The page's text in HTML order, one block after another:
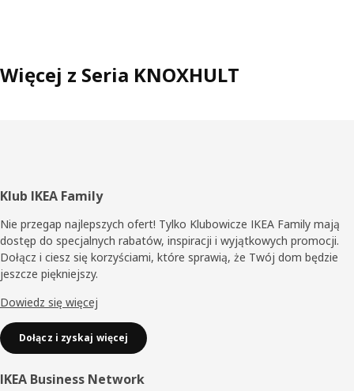
Więcej z Seria KNOXHULT
Stopka
Klub IKEA Family
Nie przegap najlepszych ofert! Tylko Klubowicze IKEA Family mają
dostęp do specjalnych rabatów, inspiracji i wyjątkowych promocji.
Dołącz i ciesz się korzyściami, które sprawią, że Twój dom będzie
jeszcze piękniejszy.
Dowiedz się więcej
Dołącz i zyskaj więcej
IKEA Business Network